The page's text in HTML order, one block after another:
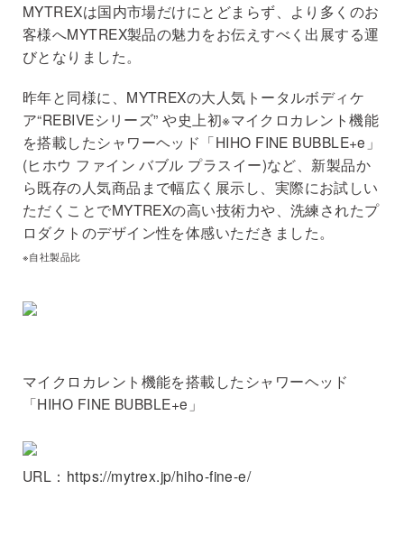
MYTREXは国内市場だけにとどまらず、より多くのお
客様へMYTREX製品の魅力をお伝えすべく出展する運
びとなりました。
昨年と同様に、MYTREXの大人気トータルボディケ
ア“REBIVEシリーズ” や史上初※マイクロカレント機能
を搭載したシャワーヘッド「HIHO FINE BUBBLE+e」
(ヒホウ ファイン バブル プラスイー)など、新製品か
ら既存の人気商品まで幅広く展示し、実際にお試しい
ただくことでMYTREXの高い技術力や、洗練されたプ
ロダクトのデザイン性を体感いただきました。
※自社製品比
マイクロカレント機能を搭載したシャワーヘッド
「HIHO FINE BUBBLE+e」
URL： https://mytrex.jp/hiho-fine-e/